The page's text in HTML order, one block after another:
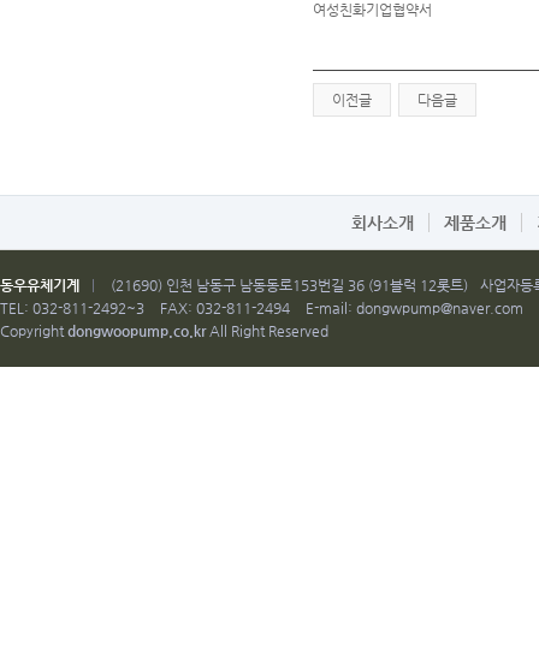
여성친화기업협약서
이전글 다음글
회사소개 제품소개
동우유체기계 (21690) 인천 남동구 남동동로153번길 36 (91블럭 12롯트)
사업자
TEL: 032-811-2492~3
FAX: 032-811-2494 E-mail: dongwpump@naver.com
Copyright dongwoopump.co.krAll Right Reserved